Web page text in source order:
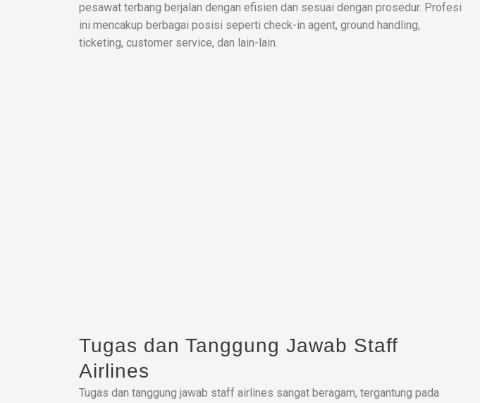
pesawat terbang berjalan dengan efisien dan sesuai dengan prosedur. Profesi
ini mencakup berbagai posisi seperti check-in agent, ground handling,
ticketing, customer service, dan lain-lain.
Tugas dan Tanggung Jawab Staff
Airlines
Tugas dan tanggung jawab staff airlines sangat beragam, tergantung pada